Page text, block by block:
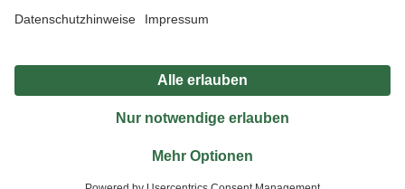
Produkte nur solange der Vorrat reicht.
*Paketversand ab 59 € versandkostenfrei, gilt nicht für Artikel mit Speditionsversand, hier
Privatsphäre Impressum
Nutzungsbedingungen
Widerrufsrecht
Vertrag widerrufen
© 2026 toom Baumarkt GmbH